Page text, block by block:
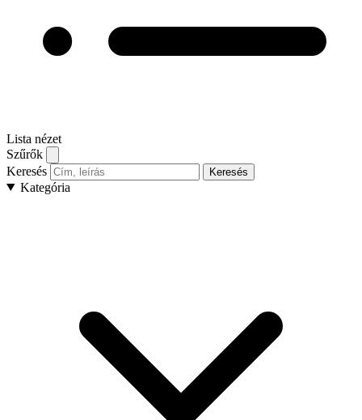
Lista nézet
Szűrők
Keresés
Keresés
Kategória